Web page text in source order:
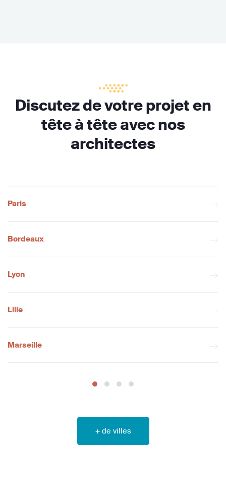
Discutez de votre projet en
tête à tête avec nos
architectes
Paris
Bordeaux
Lyon
Lille
Marseille
+ de villes